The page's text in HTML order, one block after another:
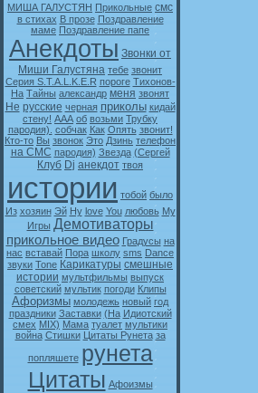
МИША ГАЛУСТЯН Прикольные смс
в стихах В прозе Поздравление
маме Поздравление папе
Анекдоты Звонки от
Миши Галустяна тебе звонит
Серия S.T.A.L.K.E.R пороге Тихонов-
На Тайны александр меня звонят
Не русские черная приколы кидай
стену! ААА об возьми Трубку
пародия). собчак Как Опять звонит!
Кто-то Вы звонок Это Дзинь телефон
на СМС пародия) Звезда (Сергей
Клуб Dj анекдот твоя
истории тобой было
Из хозяин Эй Ну love You любовь My
Игры Демотиваторы
прикольное видео Градусы на
нас вставай Пора школу sms Dance
звуки Tone Карикатуры смешные
истории мультфильмы выпуск
советский мультик погоди Клипы
Афоризмы молодежь новый год
праздники Заставки (На Идиотский
смех MIX) Мама туалет мультики
война Стишки Цитаты Рунета за
попляшете рунета
Цитаты Афоизмы